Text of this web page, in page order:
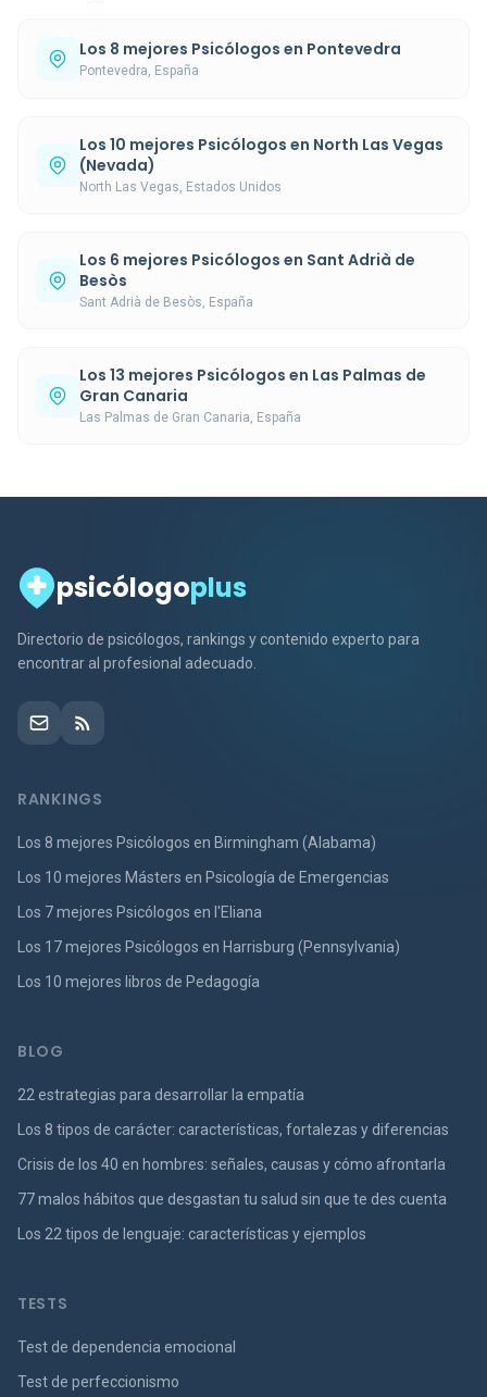
Los 8 mejores Psicólogos en Pontevedra
Pontevedra, España
Los 10 mejores Psicólogos en North Las Vegas
(Nevada)
North Las Vegas, Estados Unidos
Los 6 mejores Psicólogos en Sant Adrià de
Besòs
Sant Adrià de Besòs, España
Los 13 mejores Psicólogos en Las Palmas de
Gran Canaria
Las Palmas de Gran Canaria, España
psicólogoplus
Directorio de psicólogos, rankings y contenido experto para
encontrar al profesional adecuado.
RANKINGS
Los 8 mejores Psicólogos en Birmingham (Alabama)
Los 10 mejores Másters en Psicología de Emergencias
Los 7 mejores Psicólogos en l'Eliana
Los 17 mejores Psicólogos en Harrisburg (Pennsylvania)
Los 10 mejores libros de Pedagogía
BLOG
22 estrategias para desarrollar la empatía
Los 8 tipos de carácter: características, fortalezas y diferencias
Crisis de los 40 en hombres: señales, causas y cómo afrontarla
77 malos hábitos que desgastan tu salud sin que te des cuenta
Los 22 tipos de lenguaje: características y ejemplos
TESTS
Test de dependencia emocional
Test de perfeccionismo